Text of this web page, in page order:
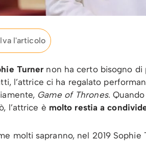
l'articolo
Turnernon ha certo bisogno di
l’attrice ci ha regalato
Game of Thrones.
l’attrice è molto restia a
molti sapranno, nel 2019 Sophie